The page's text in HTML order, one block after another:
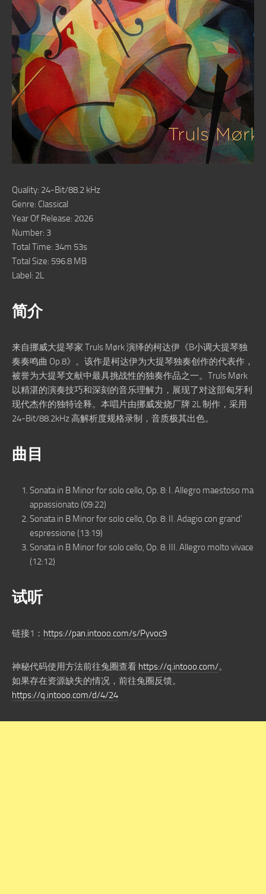
Quality: 24-Bit/88.2 kHz
Genre: Classical
Year Of Release: 2026
Number: 3
Total Time: 34m 53s
Total Size: 596.8 MB
Label: 2L
简介
来自挪威大提琴家 Truls Mørk 演绎的柯达伊《B小调大提琴独
奏奏鸣曲 Op.8》。该作是柯达伊为大提琴独奏创作的代表作，
被誉为大提琴文献中最具挑战性的独奏作品之一。Truls Mørk
以精湛的演奏技巧和深刻的音乐理解力，展现了对这部匈牙利
现代杰作的独特诠释。本唱片由挪威发烧厂牌 2L 制作，采用
24-Bit/88.2kHz 高解析度规格录制，音质极其出色。
曲目
Sonata in B Minor for solo cello, Op. 8: I. Allegro maestoso ma
appassionato (09:22)
Sonata in B Minor for solo cello, Op. 8: II. Adagio con grand’
espressione (13:19)
Sonata in B Minor for solo cello, Op. 8: III. Allegro molto vivace
(12:12)
试听
链接1： https://pan.intooo.com/s/Pyvoc9
神秘代码使用方法前往兔圈查看 https://q.intooo.com/。
如果存在资源缺失的情况，前往兔圈反馈。
https://q.intooo.com/d/4/24